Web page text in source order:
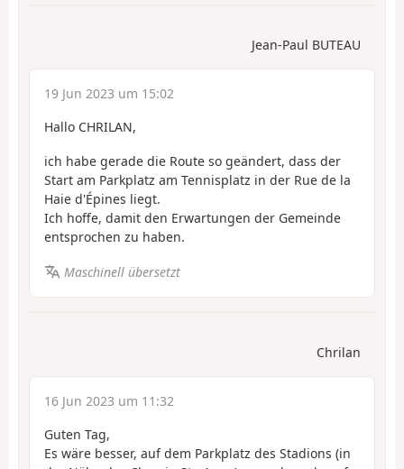
Jean-Paul BUTEAU
19 Jun 2023 um 15:02
Hallo CHRILAN,
ich habe gerade die Route so geändert, dass der
Start am Parkplatz am Tennisplatz in der Rue de la
Haie d'Épines liegt.
Ich hoffe, damit den Erwartungen der Gemeinde
entsprochen zu haben.
Maschinell übersetzt
Chrilan
16 Jun 2023 um 11:32
Guten Tag,
Es wäre besser, auf dem Parkplatz des Stadions (in